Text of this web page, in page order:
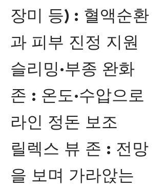
장미 등) : 혈액순환
과 피부 진정 지원
슬리밍·부종 완화
존 : 온도·수압으로
라인 정돈 보조
릴렉스 뷰 존 : 전망
을 보며 가라앉는